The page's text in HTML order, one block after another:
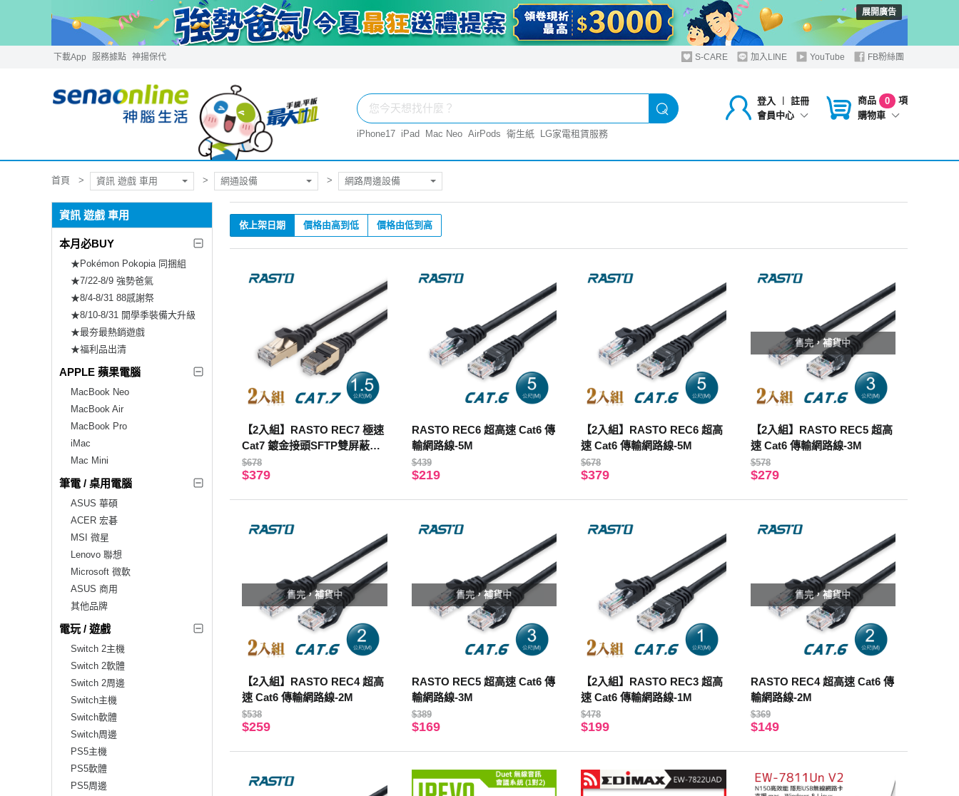
展開廣告
下載App 服務據點 神揚保代 S-CARE 加入LINE YouTube FB粉絲團
登入 ︱
註冊
會員中心
商品 0
項
購物車
iPhone17 iPad Mac Neo AirPods 衛生紙 LG家電租賃服務
首頁 資訊 遊戲 車用 網通設備 網路周邊設備
資訊 遊戲 車用
本月必BUY
★Pokémon Pokopia 同捆組
★7/22-8/9 強勢爸氣
★8/4-8/31 88感謝祭
★8/10-8/31 開學季裝備大升級
★最夯最熱銷遊戲
★福利品出清
APPLE 蘋果電腦
MacBook Neo
MacBook Air
MacBook Pro
iMac
Mac Mini
筆電 / 桌用電腦
ASUS 華碩
ACER 宏碁
MSI 微星
Lenovo 聯想
Microsoft 微軟
ASUS 商用
其他品牌
電玩 / 遊戲
Switch 2主機
Switch 2軟體
Switch 2周邊
Switch主機
Switch軟體
Switch周邊
PS5主機
PS5軟體
PS5周邊
依上架日期 價格由高到低 價格由低到高
【2入組】RASTO REC7 極速
Cat7 鍍金接頭SFTP雙屏蔽網
路線-1.5M
$678
$379
RASTO REC6 超高速 Cat6 傳
輸網路線-5M
$439
$219
【2入組】RASTO REC6 超高
速 Cat6 傳輸網路線-5M
$678
$379
售完，補貨中
【2入組】RASTO REC5 超高
速 Cat6 傳輸網路線-3M
$578
$279
售完，補貨中
【2入組】RASTO REC4 超高
速 Cat6 傳輸網路線-2M
$538
$259
售完，補貨中
RASTO REC5 超高速 Cat6 傳
輸網路線-3M
$389
$169
【2入組】RASTO REC3 超高
速 Cat6 傳輸網路線-1M
$478
$199
售完，補貨中
RASTO REC4 超高速 Cat6 傳
輸網路線-2M
$369
$149